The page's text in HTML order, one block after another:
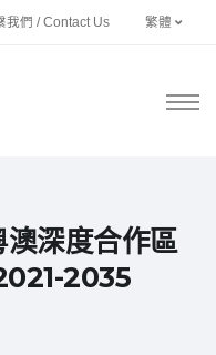
我們 / Contact Us 繁體
深度合作區
2035